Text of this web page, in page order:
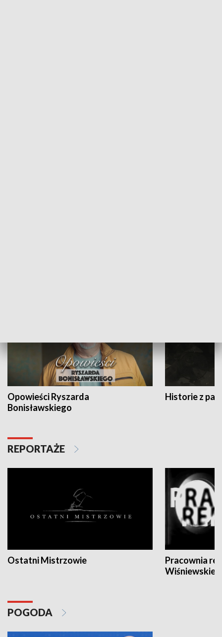
Opowieści Ryszarda
Bonisławskiego
Historie z
REPORTAŻE
Ostatni Mistrzowie
Pracownia
POGODA